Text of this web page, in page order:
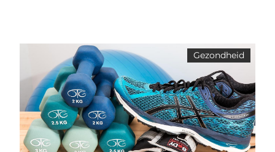
Gezondheid